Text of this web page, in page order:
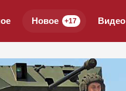
Новое +17 Видео